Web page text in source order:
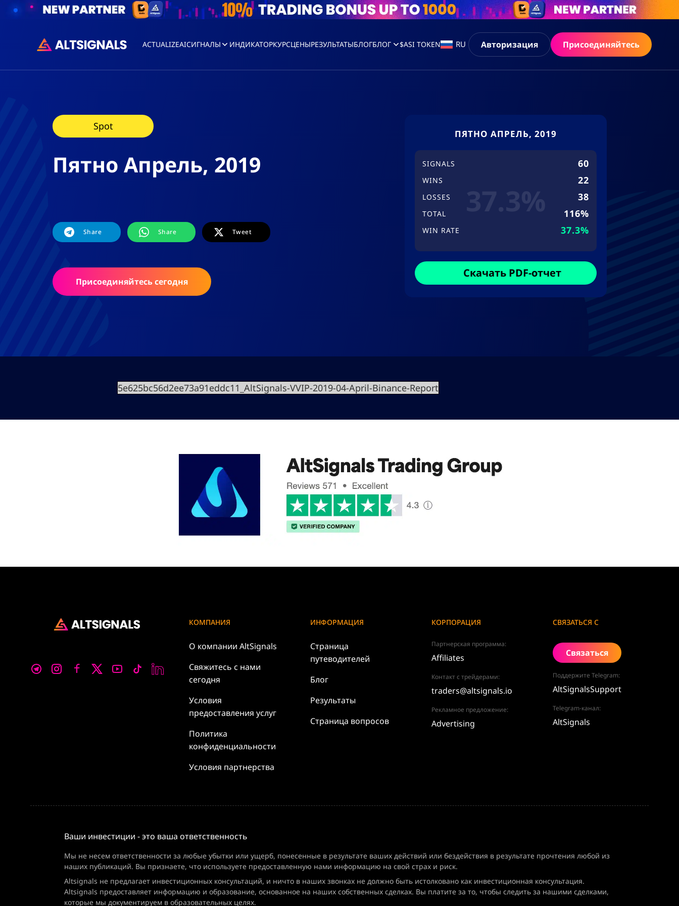
ACTUALIZEAIСИГНАЛЫ ИНДИКАТОРКУРСЦЕНЫРЕЗУЛЬТАТЫБЛОГБЛОГ $ASI TOKEN RU Авторизация Присоединяйтесь
Spot
Пятно Апрель, 2019
Share Share Tweet
Присоединяйтесь сегодня
ПЯТНО АПРЕЛЬ, 2019
SIGNALS 60
WINS 22
LOSSES 38
TOTAL 116%
WIN RATE 37.3%
Скачать PDF-отчет
5e625bc56d2ee73a91eddc11_AltSignals-VVIP-2019-04-April-Binance-Report
КОМПАНИЯ
О компании AltSignals
Свяжитесь с нами
сегодня
Условия
предоставления услуг
Политика
конфиденциальности
Условия партнерства
ИНФОРМАЦИЯ
Страница
путеводителей
Блог
Результаты
Страница вопросов
КОРПОРАЦИЯ
Партнерская программа:
Affiliates
Контакт с трейдерами:
traders@altsignals.io
Рекламное предложение:
Advertising
СВЯЗАТЬСЯ С
Связаться
Поддержите Telegram:
AltSignalsSupport
Telegram-канал:
AltSignals
Ваши инвестиции - это ваша ответственность
Мы не несем ответственности за любые убытки или ущерб, понесенные в результате ваших действий или бездействия в результате прочтения любой из
наших публикаций. Вы признаете, что используете предоставленную нами информацию на свой страх и риск.
Altsignals не предлагает инвестиционных консультаций, и ничто в наших звонках не должно быть истолковано как инвестиционная консультация.
Altsignals предоставляет информацию и образование, основанное на наших собственных сделках. Вы платите за то, чтобы следить за нашими сделками,
которые мы документируем в образовательных целях.